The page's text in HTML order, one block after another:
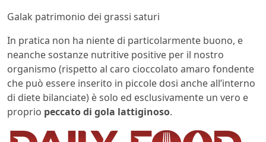
Galak patrimonio dei grassi saturi
In pratica non ha niente di particolarmente buono, e
neanche sostanze nutritive positive per il nostro
organismo (rispetto al caro cioccolato amaro fondente
che può essere inserito in piccole dosi anche all’interno
di diete bilanciate) è solo ed esclusivamente un vero e
proprio peccato di gola lattiginoso.